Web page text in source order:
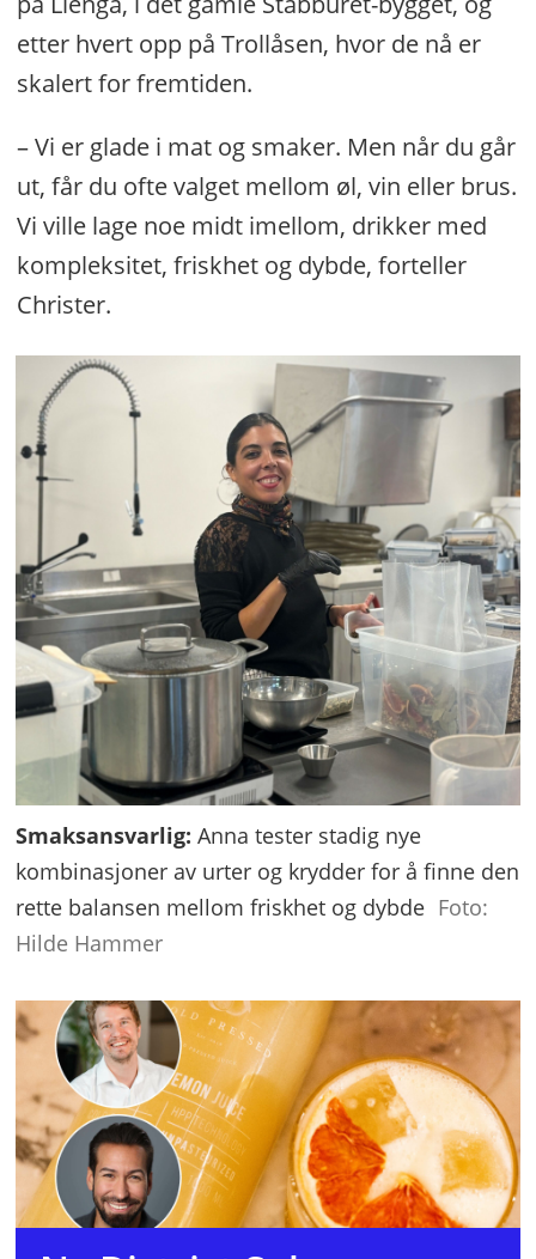
etter hvert opp på Trollåsen, hvor de nå er
skalert for fremtiden.
– Vi er glade i mat og smaker. Men når du går
ut, får du ofte valget mellom øl, vin eller brus.
Vi ville lage noe midt imellom, drikker med
kompleksitet, friskhet og dybde, forteller
Christer.
Smaksansvarlig: Anna tester stadig nye
kombinasjoner av urter og krydder for å finne den
rette balansen mellom friskhet og dybde Foto:
Hilde Hammer